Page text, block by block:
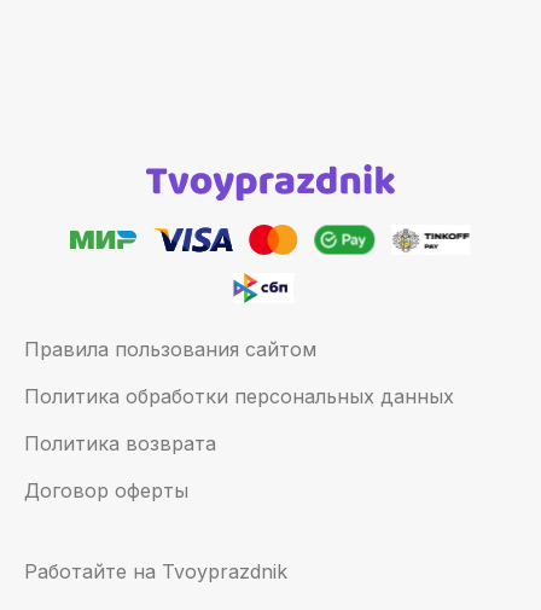
Правила пользования сайтом
Политика обработки персональных данных
Политика возврата
Договор оферты
Работайте на Tvoyprazdnik